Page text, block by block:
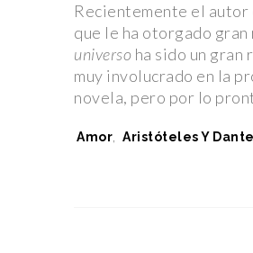
Recientemente el autor
que le ha otorgado
universo ha sido un
muy involucrado en la
novela, pero por lo
Tags:
Amor, Aristóteles Y Dante